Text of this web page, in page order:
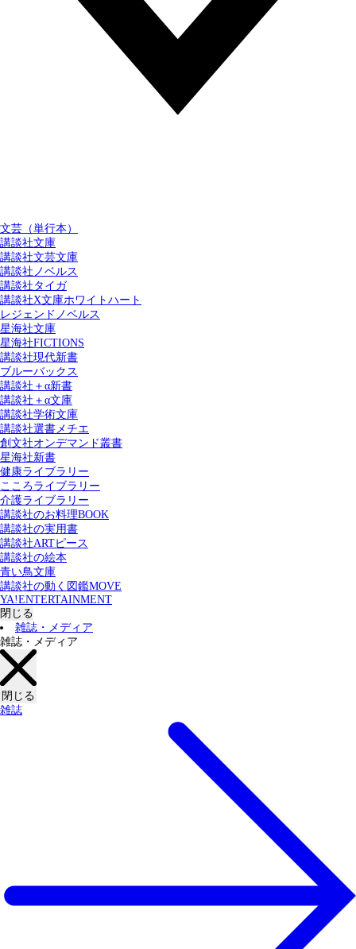
文芸（単行本）
講談社文庫
講談社文芸文庫
講談社ノベルス
講談社タイガ
講談社X文庫ホワイトハート
レジェンドノベルス
星海社文庫
星海社FICTIONS
講談社現代新書
ブルーバックス
講談社＋α新書
講談社＋α文庫
講談社学術文庫
講談社選書メチエ
創文社オンデマンド叢書
星海社新書
健康ライブラリー
こころライブラリー
介護ライブラリー
講談社のお料理BOOK
講談社の実用書
講談社ARTピース
講談社の絵本
青い鳥文庫
講談社の動く図鑑MOVE
YA!ENTERTAINMENT
閉じる
雑誌・メディア
雑誌・メディア
閉じる
雑誌